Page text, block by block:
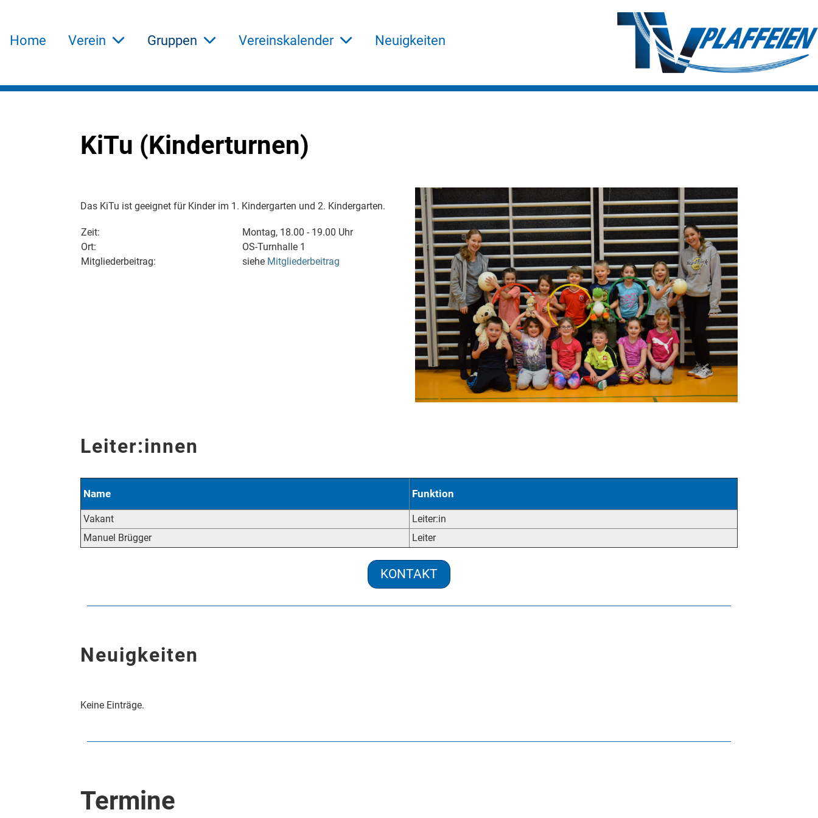
Home Verein Gruppen Vereinskalender Neuigkeiten
KiTu (Kinderturnen)
Das KiTu ist geeignet für Kinder im 1. Kindergarten und 2. Kindergarten.
Zeit:
Montag, 18.00 - 19.00 Uhr
Ort:
OS-Turnhalle 1
Mitgliederbeitrag:
siehe Mitgliederbeitrag
Leiter:innen
Name Funktion
Vakant
Leiter:in
Manuel Brügger
Leiter
KONTAKT
Neuigkeiten
Keine Einträge.
Termine